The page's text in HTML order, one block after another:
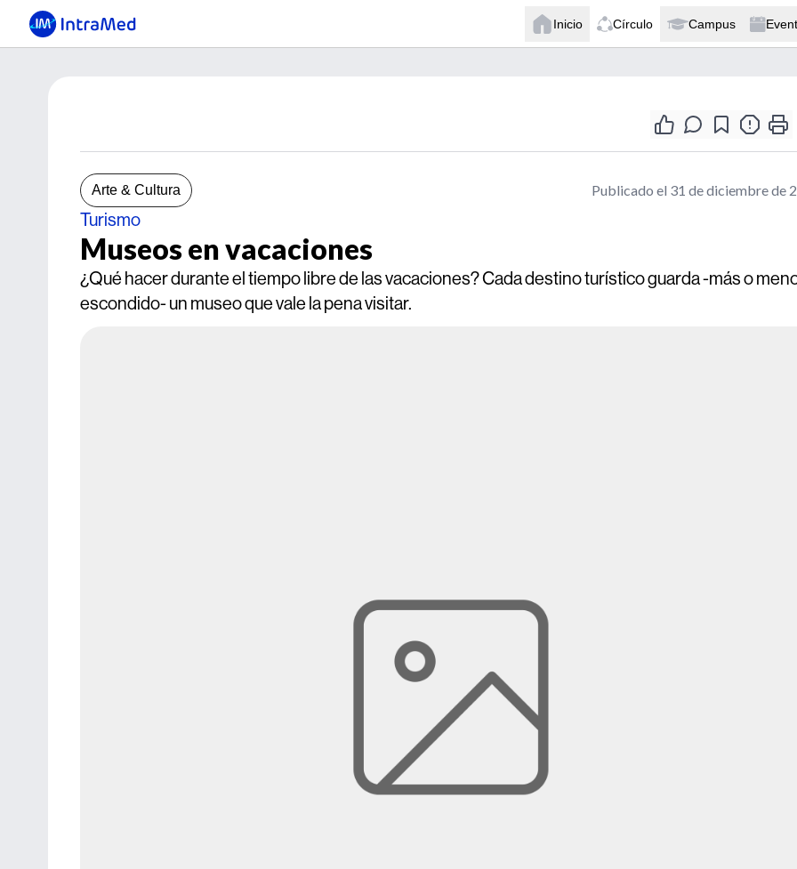
Inicio Círculo Campus
Arte & Cultura Publicado el 31 de diciembre de
Turismo
Museos en vacaciones
¿Qué hacer durante el tiempo libre de las vacaciones? Cada destino turístico guarda -más o
escondido- un museo que vale la pena visitar.